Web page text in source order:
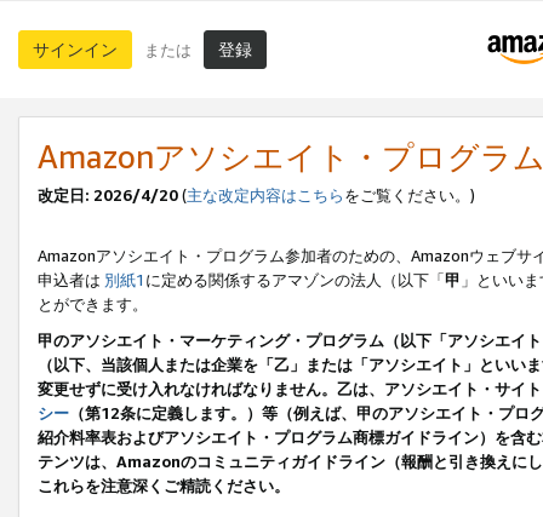
サインイン または 登録
Amazonアソシエイト・プログラ
改定日: 2026/4/20(主な改定内容はこちらをご覧ください。)
Amazonアソシエイト・プログラム参加者のための、Amazonウェブサ
申込者は 別紙1 に定める関係するアマゾンの法人（以下「甲 」といい
とができます。
甲のアソシエイト・マーケティング・プログラム（以下「アソシエイ
（以下、当該個人または企業を「乙」または「アソシエイト」とい
変更せずに受け入れなければなりません。乙は、アソシエイト・サイ
シー （第12条に定義します。）等（例えば、甲のアソシエイト・プ
紹介料率表およびアソシエイト・プログラム商標ガイドライン）を
テンツは、Amazonのコミュニティガイドライン（報酬と引き換えに
これらを注意深くご精読ください。